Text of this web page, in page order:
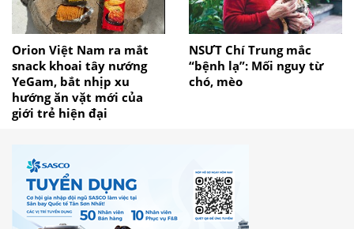
Orion Việt Nam ra mắt
snack khoai tây nướng
YeGam, bắt nhịp xu
hướng ăn vặt mới của
giới trẻ hiện đại
NSƯT Chí Trung mắc
“bệnh lạ”: Mối nguy từ
chó, mèo